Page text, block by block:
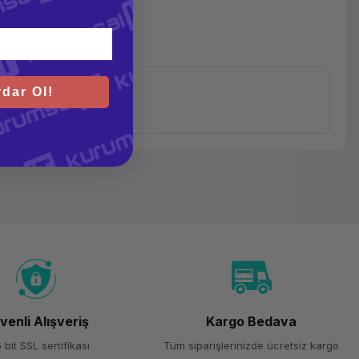
Alışveriş
bit SSL sertifikası
Kargo Bedava
Tüm siparişlerinizde ücretsiz kargo
Ol!